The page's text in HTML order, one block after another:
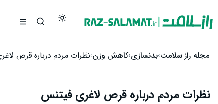
مجله راز سلامت بدنسازی کاهش وزن نظرات مردم درباره قرص
نظرات مردم درباره قرص لاغری فیتنس